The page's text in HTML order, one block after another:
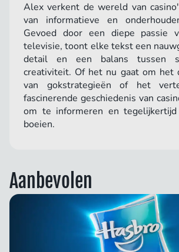
Alex verkent de wereld van
van informatieve en
Gevoed door een diepe passie
televisie, toont elke tekst een
detail en een balans tussen
creativiteit. Of het nu gaat om het
van gokstrategieën of het
fascinerende geschiedenis van
om te informeren en
boeien.
Aanbevolen